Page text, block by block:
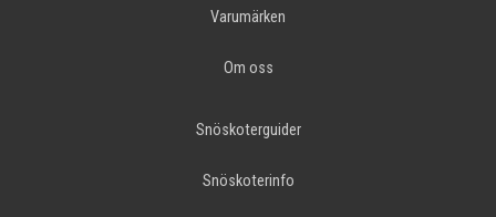
Varumärken
Om oss
Snöskoterguider
Snöskoterinfo